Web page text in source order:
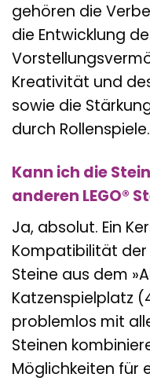
gehören die
die Entwicklung
Kreativität und
sowie die
durch Rollenspiele.
Kann ich die
anderen LEGO®
Ja, absolut. Ein
Kompatibilität der
Steine aus dem
Katzenspielplatz
problemlos mit
Steinen
Möglichkeiten für